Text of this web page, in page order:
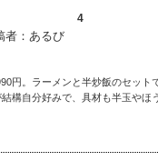
4
者：あるび
円。ラーメンと半炒飯のセット
構自分好みで、具材も半玉やほ